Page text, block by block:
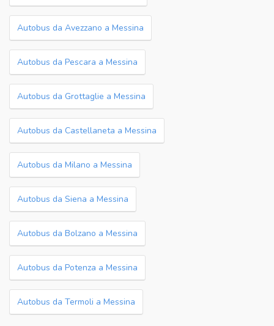
Autobus da Avezzano a Messina
Autobus da Pescara a Messina
Autobus da Grottaglie a Messina
Autobus da Castellaneta a Messina
Autobus da Milano a Messina
Autobus da Siena a Messina
Autobus da Bolzano a Messina
Autobus da Potenza a Messina
Autobus da Termoli a Messina